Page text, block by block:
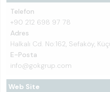
Telefon
+90 212 698 97 78
Adres
Halkalı Cd. No:162, Sefaköy,
E-Posta
info@gokgrup.com
Web Site